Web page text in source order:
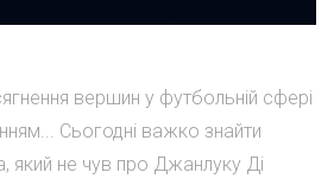
вершин у футбольній сфері
Сьогодні важко знайти
який не чув про Джанлуку Ді